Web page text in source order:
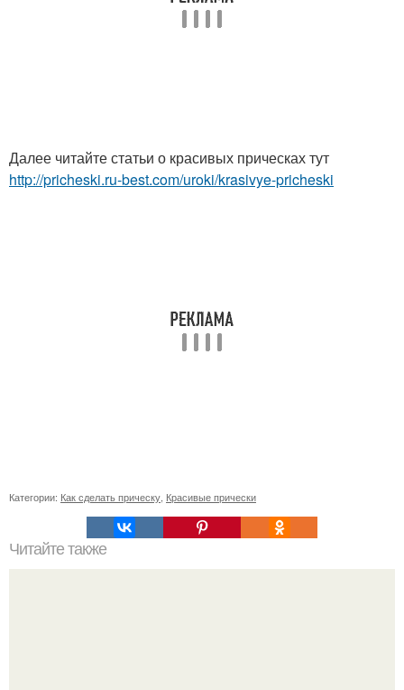
Далее читайте статьи о красивых прическах тут
http://pricheski.ru-best.com/uroki/krasivye-pricheski
Категории: Как сделать прическу Красивые прически
Читайте также